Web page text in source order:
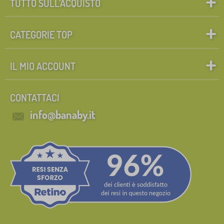
TUTTO SULL’ACQUISTO
CATEGORIE TOP
IL MIO ACCOUNT
CONTATTACI
info@banaby.it